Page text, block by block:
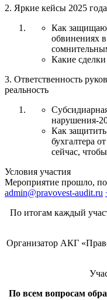
2. Яркие кейсы 2025
Как
обвинениях
Какие
3. Ответственность
реальность
нарушения-
Как
бухгалтера
сейчас,
Условия участия
Мероприятие прошло,
admin@pravovest-audit.ru
По итогам каждый
Организатор АКГ
По всем вопросам